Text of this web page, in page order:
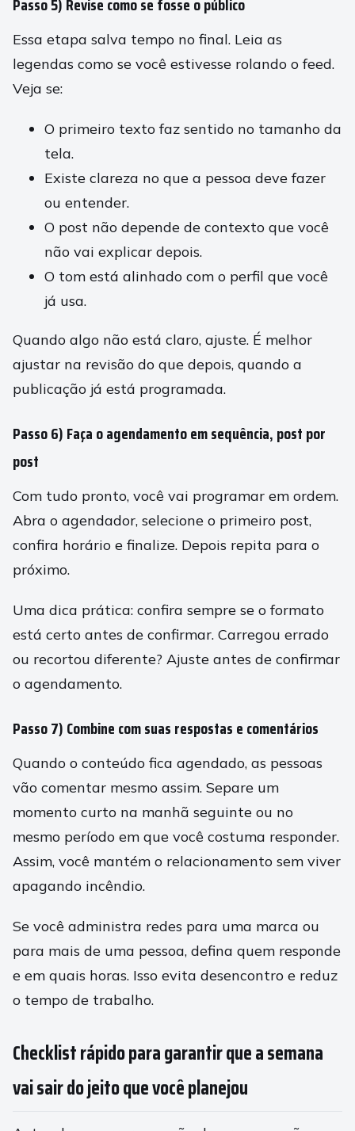
Essa etapa salva tempo no final. Leia as
legendas como se você estivesse rolando o feed.
Veja se:
O primeiro texto faz sentido no tamanho da
tela.
Existe clareza no que a pessoa deve fazer
ou entender.
O post não depende de contexto que você
não vai explicar depois.
O tom está alinhado com o perfil que você
já usa.
Quando algo não está claro, ajuste. É melhor
ajustar na revisão do que depois, quando a
publicação já está programada.
Passo 6) Faça o agendamento em sequência, post por
post
Com tudo pronto, você vai programar em ordem.
Abra o agendador, selecione o primeiro post,
confira horário e finalize. Depois repita para o
próximo.
Uma dica prática: confira sempre se o formato
está certo antes de confirmar. Carregou errado
ou recortou diferente? Ajuste antes de confirmar
o agendamento.
Passo 7) Combine com suas respostas e comentários
Quando o conteúdo fica agendado, as pessoas
vão comentar mesmo assim. Separe um
momento curto na manhã seguinte ou no
mesmo período em que você costuma responder.
Assim, você mantém o relacionamento sem viver
apagando incêndio.
Se você administra redes para uma marca ou
para mais de uma pessoa, defina quem responde
e em quais horas. Isso evita desencontro e reduz
o tempo de trabalho.
Checklist rápido para garantir que a semana
vai sair do jeito que você planejou